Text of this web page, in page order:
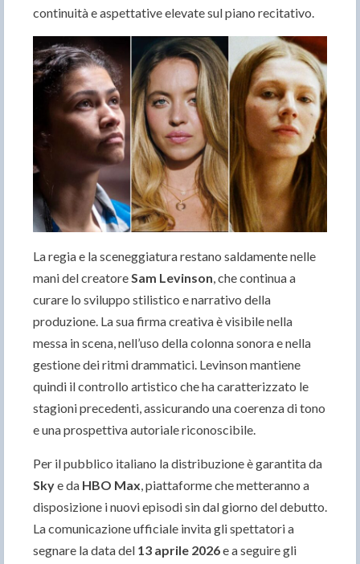
continuità e aspettative elevate sul piano recitativo.
La regia e la sceneggiatura restano saldamente nelle
mani del creatoreSam Levinson, che continua a
curare lo sviluppo stilistico e narrativo della
produzione. La sua firma creativa è visibile nella
messa in scena, nell’uso della colonna sonora e nella
gestione dei ritmi drammatici. Levinson mantiene
quindi il controllo artistico che ha caratterizzato le
stagioni precedenti, assicurando una coerenza di tono
e una prospettiva autoriale riconoscibile.
Per il pubblico italiano la distribuzione è garantita da
Skye da HBO Max, piattaforme che metteranno a
disposizione i nuovi episodi sin dal giorno del debutto.
La comunicazione ufficiale invita gli spettatori a
segnare la data del 13 aprile 2026e a seguire gli